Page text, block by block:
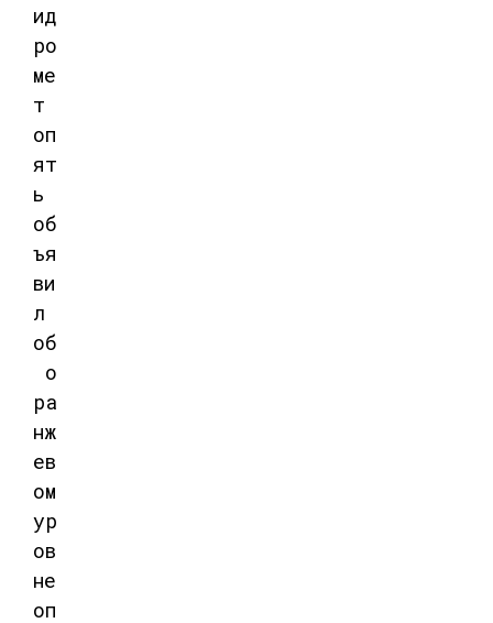
ид
ро
ме
т
оп
ят
ь
об
ъя
ви
л
об
о
ра
нж
ев
ом
ур
ов
не
оп